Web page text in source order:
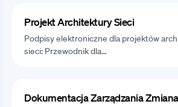
Projekt Architektury Sieci
Podpisy elektroniczne dla projektów
sieci: Przewodnik dla…
Dokumentacja Zarządzania